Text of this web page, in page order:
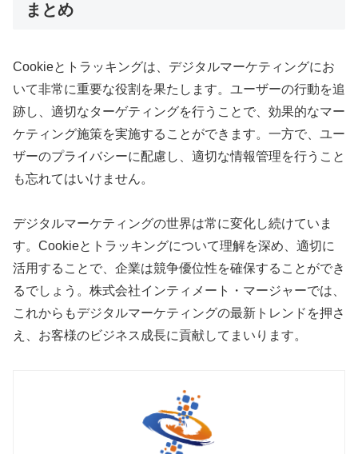
まとめ
Cookieとトラッキングは、デジタルマーケティングにお
いて非常に重要な役割を果たします。ユーザーの行動を追
跡し、適切なターゲティングを行うことで、効果的なマー
ケティング施策を実施することができます。一方で、ユー
ザーのプライバシーに配慮し、適切な情報管理を行うこと
も忘れてはいけません。
デジタルマーケティングの世界は常に変化し続けていま
す。Cookieとトラッキングについて理解を深め、適切に
活用することで、企業は競争優位性を確保することができ
るでしょう。株式会社インティメート・マージャーでは、
これからもデジタルマーケティングの最新トレンドを押さ
え、お客様のビジネス成長に貢献してまいります。